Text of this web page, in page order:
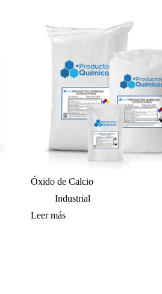
Óxido de Calcio
Industrial
Leer más